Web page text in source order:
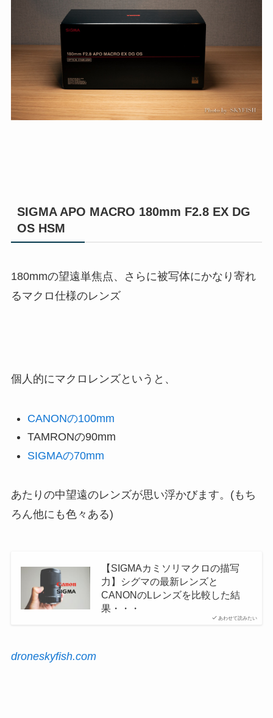
SIGMA APO MACRO 180mm F2.8 EX DG
OS HSM
180mmの望遠単焦点、さらに被写体にかなり寄れ
るマクロ仕様のレンズ
個人的にマクロレンズというと、
CANONの100mm
TAMRONの90mm
SIGMAの70mm
あたりの中望遠のレンズが思い浮かびます。(もち
ろん他にも色々ある)
あわせて読みたい
【SIGMAカミソリマクロの描写
力】シグマの最新レンズと
CANONのLレンズを比較した結
果・・・
droneskyfish.com